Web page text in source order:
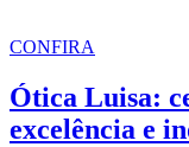
CONFIRA
Ótica Luisa:
excelência e